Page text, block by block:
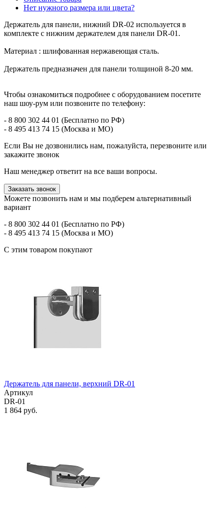
Нет нужного размера или цвета?
Держатель для панели, нижний DR-02 используется в
комплекте с нижним держателем для панели DR-01.
Материал : шлифованная нержавеющая сталь.
Держатель предназначен для панели толщиной 8-20 мм.
Чтобы ознакомиться подробнее с оборудованием посетите
наш шоу-рум или позвоните по телефону:
- 8 800 302 44 01 (Бесплатно по РФ)
- 8 495 413 74 15 (Москва и МО)
Если Вы не дозвонились нам, пожалуйста, перезвоните или
закажите звонок
Наш менеджер ответит на все ваши вопросы.
Заказать звонок
Можете позвонить нам и мы подберем альтернативный
вариант
- 8 800 302 44 01 (Бесплатно по РФ)
- 8 495 413 74 15 (Москва и МО)
С этим товаром покупают
Держатель для панели, верхний DR-01
Артикул
DR-01
1 864 руб.